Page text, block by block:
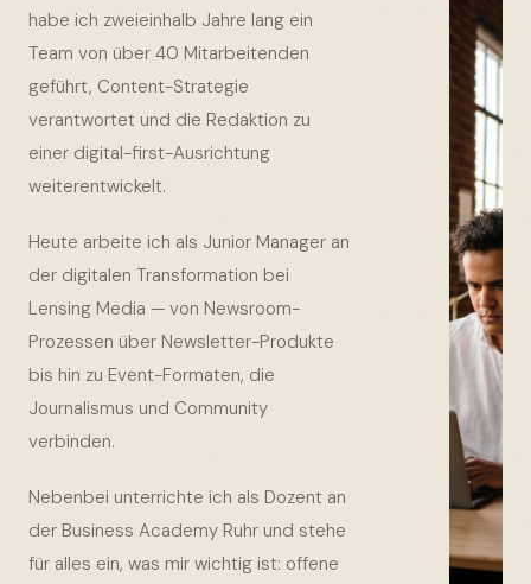
habe ich zweieinhalb Jahre lang ein
Team von über 40 Mitarbeitenden
geführt, Content-Strategie
verantwortet und die Redaktion zu
einer digital-first-Ausrichtung
weiterentwickelt.
Heute arbeite ich als Junior Manager an
der digitalen Transformation bei
Lensing Media — von Newsroom-
Prozessen über Newsletter-Produkte
bis hin zu Event-Formaten, die
Journalismus und Community
verbinden.
Nebenbei unterrichte ich als Dozent an
der Business Academy Ruhr und stehe
für alles ein, was mir wichtig ist: offene